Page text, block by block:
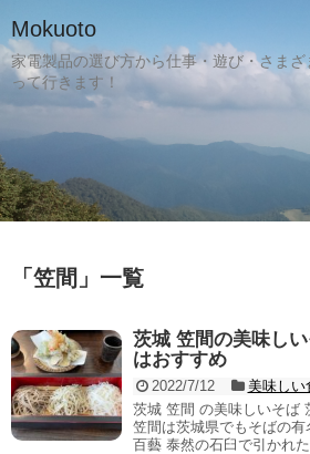
Mokuoto
家電製品の選び方から仕事・遊び・さま
って行きます！
「 笠間 」 一覧
茨城 笠間の美味し
はおすすめ
2022/7/12
美味しい
茨城 笠間 の美味しいそば
笠間は茨城県でもそばの
百藝 泰然の石臼で引かれた